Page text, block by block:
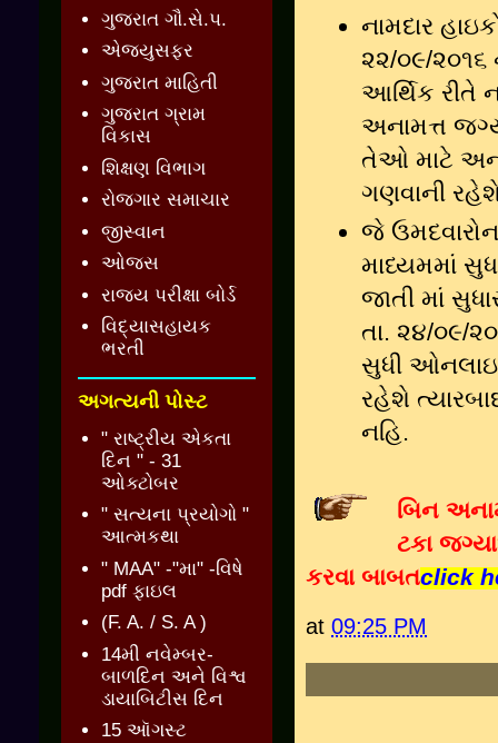
નામદાર
૨૨/૦૯/૨૦૧૬
આર્થિક રીતે
અનામત્ત
તેઓ માટે
ગણવાની
જે
માધ્યમમાં
જાતી માં
તા. ૨૪/૦૯/
સુધી
રહેશે
નહિ.
બિન
ટકા
કરવા બાબતclick
at 09:25 PM
ગુજરાત ગૌ.સે.પ.
એજ્યુસફર
ગુજરાત માહિતી
ગુજરાત ગ્રામ
વિકાસ
શિક્ષણ વિભાગ
રોજગાર સમાચાર
જીસ્વાન
ઓજસ
રાજ્ય પરીક્ષા બોર્ડ
વિદ્યાસહાયક
ભરતી
અગત્યની પોસ્ટ
" રાષ્ટ્રીય એકતા
દિન " - 31
ઓક્ટોબર
" સત્યના પ્રયોગો "
આત્મકથા
" MAA" -"મા" -વિષે
pdf ફાઇલ
(F. A. / S. A )
14મી નવેમ્બર-
બાળદિન અને વિશ્વ
ડાયાબિટીસ દિન
15 ઑગસ્ટ